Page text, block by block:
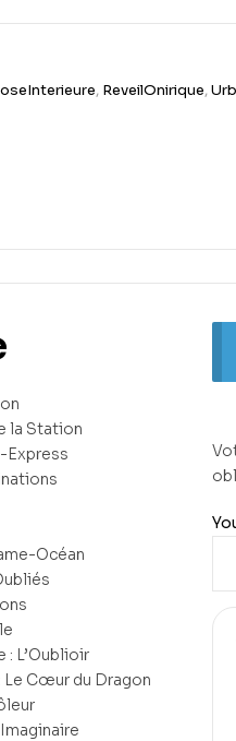
, ReveilOnirique,
la Station
Express
Océan
: L’Oublioir
Le Cœur du Dragon